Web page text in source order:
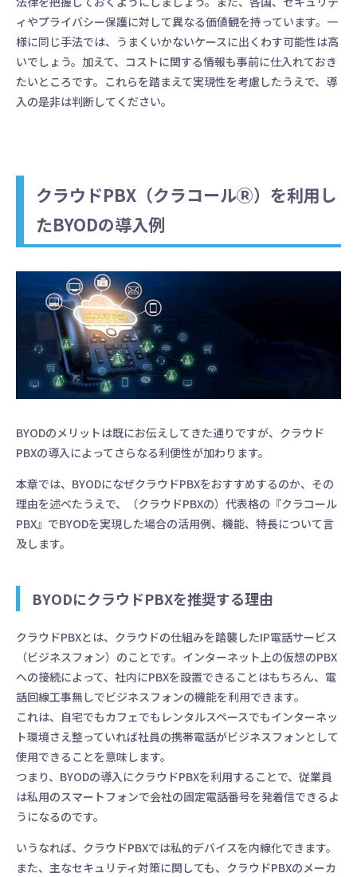
ィやプライバシー保護に対して異なる価値観を持っています。一
様に同じ手法では、うまくいかないケースに出くわす可能性は高
いでしょう。加えて、コストに関する情報も事前に仕入れておき
たいところです。これらを踏まえて実現性を考慮したうえで、導
入の是非は判断してください。
クラウドPBX（クラコールⓇ）を利用し
たBYODの導入例
BYODのメリットは既にお伝えしてきた通りですが、クラウド
PBXの導入によってさらなる利便性が加わります。
本章では、BYODになぜクラウドPBXをおすすめするのか、その
理由を述べたうえで、（クラウドPBXの）代表格の『クラコール
PBX』でBYODを実現した場合の活用例、機能、特長について言
及します。
BYODにクラウドPBXを推奨する理由
クラウドPBXとは、クラウドの仕組みを踏襲したIP電話サービス
（ビジネスフォン）のことです。インターネット上の仮想のPBX
への接続によって、社内にPBXを設置できることはもちろん、電
話回線工事無しでビジネスフォンの機能を利用できます。
これは、自宅でもカフェでもレンタルスペースでもインターネッ
ト環境さえ整っていれば社員の携帯電話がビジネスフォンとして
使用できることを意味します。
つまり、BYODの導入にクラウドPBXを利用することで、従業員
は私用のスマートフォンで会社の固定電話番号を発着信できるよ
うになるのです。
いうなれば、クラウドPBXでは私的デバイスを内線化できます。
また、主なセキュリティ対策に関しても、クラウドPBXのメーカ